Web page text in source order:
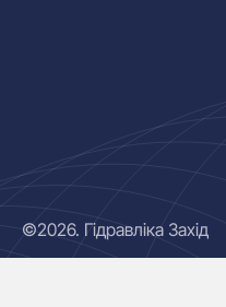
©2026. Гідравліка Захід